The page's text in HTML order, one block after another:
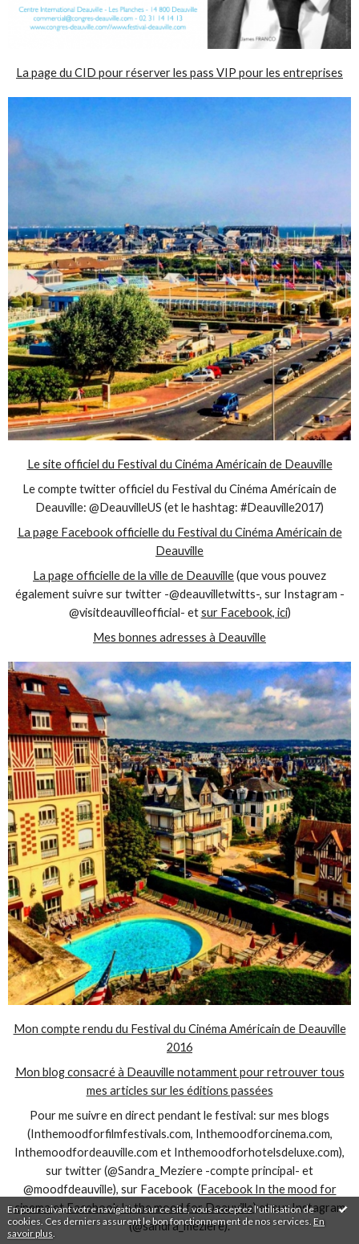
En poursuivant votre navigation sur ce site, vous acceptez l'utilisation de
cookies. Ces derniers assurent le bon fonctionnement de nos services. En
savoir plus
La page du CID pour réserver les pass VIP pour les entreprises
Le site officiel du Festival du Cinéma Américain de Deauville
Le compte twitter officiel du Festival du Cinéma Américain de
Deauville: @DeauvilleUS (et le hashtag: #Deauville2017)
La page Facebook officielle du Festival du Cinéma Américain de
Deauville
La page officielle de la ville de Deauville(que vous pouvez
également suivre sur twitter -@deauvilletwitts-, sur Instagram -
@visitdeauvilleofficial- etsur Facebook, ici)
Mes bonnes adresses à Deauville
Mon compte rendu du Festival du Cinéma Américain de Deauville
2016
Mon blog consacré à Deauville notamment pour retrouver tous
mes articles sur les éditions passées
Pour me suivre en direct pendant le festival: sur mes blogs
(Inthemoodforfilmfestivals.com, Inthemoodforcinema.com,
Inthemoodfordeauville.com et Inthemoodforhotelsdeluxe.com),
sur twitter (@Sandra_Meziere -compte principal- et
@moodfdeauville), sur Facebook (Facebook In the mood for
cinemaetFacebook In the mood for Deauville) et sur Instagram
(@sandra_meziere).